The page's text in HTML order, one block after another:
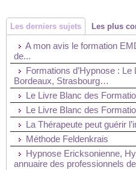
Les derniers sujets Les plus
A mon avis le formation
de...
Formations d’Hypnose :
Bordeaux, Strasbourg…
Le Livre Blanc des
Le Livre Blanc des
La Thérapeute peut guérir
Méthode Feldenkrais
Hypnose Ericksonienne,
annuaire des professionnels